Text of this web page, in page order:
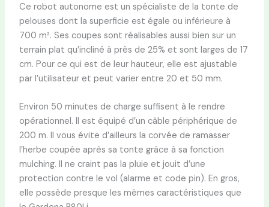
Ce robot autonome est un spécialiste de la tonte de
pelouses dont la superficie est égale ou inférieure à
700 m². Ses coupes sont réalisables aussi bien sur un
terrain plat qu’incliné à près de 25% et sont larges de 17
cm. Pour ce qui est de leur hauteur, elle est ajustable
par l’utilisateur et peut varier entre 20 et 50 mm.
Environ 50 minutes de charge suffisent à le rendre
opérationnel. Il est équipé d’un câble périphérique de
200 m. Il vous évite d’ailleurs la corvée de ramasser
l’herbe coupée après sa tonte grâce à sa fonction
mulching. Il ne craint pas la pluie et jouit d’une
protection contre le vol (alarme et code pin). En gros,
elle possède presque les mêmes caractéristiques que